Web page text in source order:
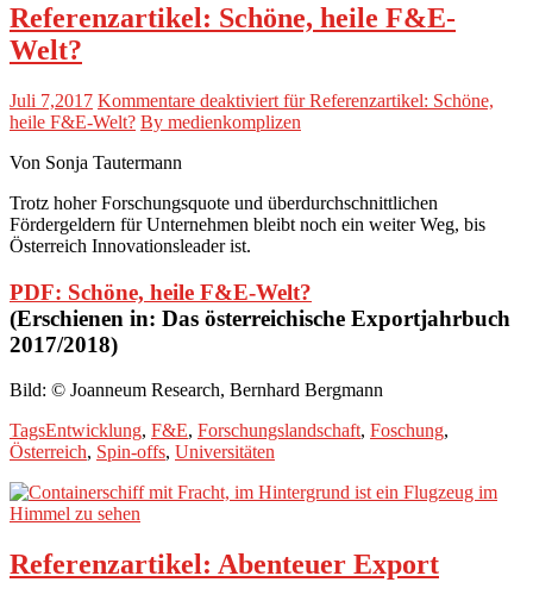
Referenzartikel: Schöne, heile F&E-
Welt?
Juli 7,2017 Kommentare deaktiviert für Referenzartikel: Schöne,
heile F&E-Welt? By medienkomplizen
Von Sonja Tautermann
Trotz hoher Forschungsquote und überdurchschnittlichen
Fördergeldern für Unternehmen bleibt noch ein weiter Weg, bis
Österreich Innovationsleader ist.
PDF: Schöne, heile F&E-Welt?
(Erschienen in: Das österreichische Exportjahrbuch
2017/2018)
Bild: © Joanneum Research, Bernhard Bergmann
TagsEntwicklung, F&E, Forschungslandschaft, Foschung,
Österreich, Spin-offs, Universitäten
Referenzartikel: Abenteuer Export